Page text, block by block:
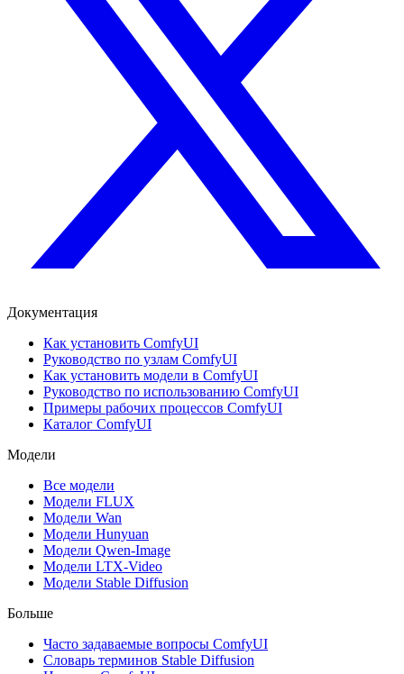
Документация
Как установить ComfyUI
Руководство по узлам ComfyUI
Как установить модели в ComfyUI
Руководство по использованию ComfyUI
Примеры рабочих процессов ComfyUI
Каталог ComfyUI
Модели
Все модели
Модели FLUX
Модели Wan
Модели Hunyuan
Модели Qwen-Image
Модели LTX-Video
Модели Stable Diffusion
Больше
Часто задаваемые вопросы ComfyUI
Словарь терминов Stable Diffusion